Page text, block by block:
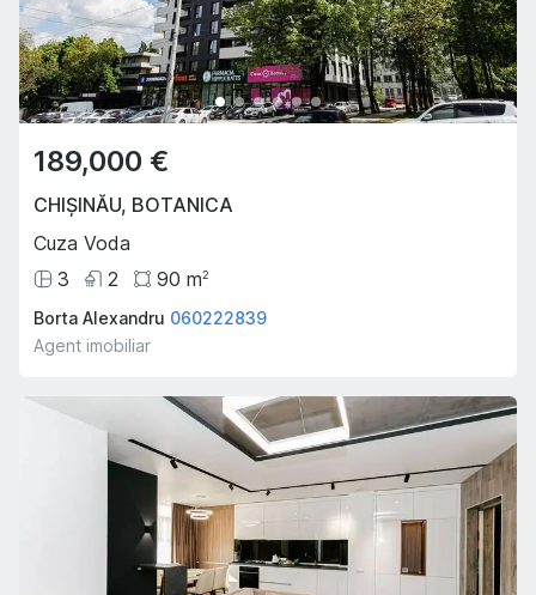
189,000 €
CHIȘINĂU, BOTANICA
Cuza Voda
3
2 90 m2
Borta Alexandru 060222839
Agent imobiliar